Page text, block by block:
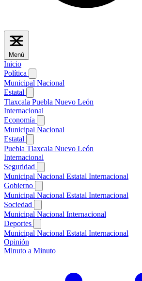
Menú
Inicio
Política
Municipal Nacional
Estatal
Tlaxcala Puebla Nuevo León
Internacional
Economía
Municipal Nacional
Estatal
Puebla Tlaxcala Nuevo León
Internacional
Seguridad
Municipal Nacional Estatal Internacional
Gobierno
Municipal Nacional Estatal Internacional
Sociedad
Municipal Nacional Internacional
Deportes
Municipal Nacional Estatal Internacional
Opinión
Minuto a Minuto